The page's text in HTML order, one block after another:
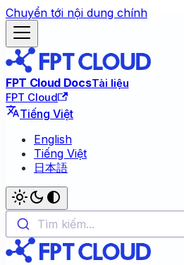
Chuyển tới nội dung chính
FPT Cloud DocsTài liệu
FPT Cloud
Tiếng Việt
English
Tiếng Việt
日本語
Tìm kiếm...